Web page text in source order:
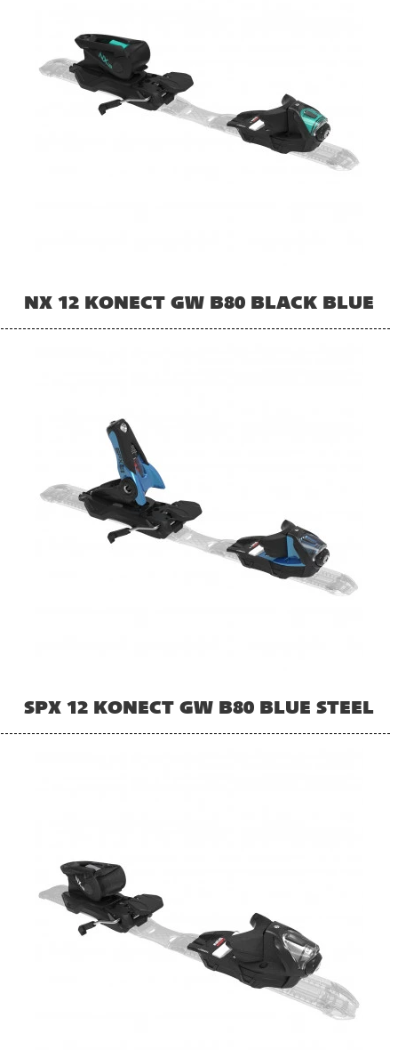
NX 12 KONECT GW B80 BLACK BLUE
SPX 12 KONECT GW B80 BLUE STEEL